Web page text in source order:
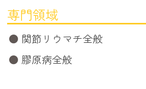
専門領域
関節リウマチ全般
膠原病全般